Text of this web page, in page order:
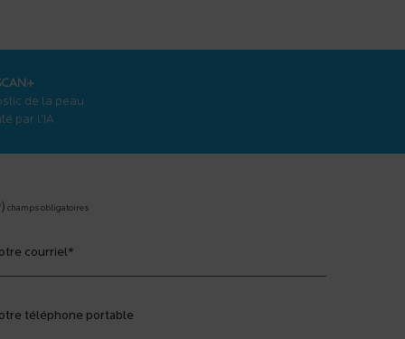
de la peau
par l'IA
champs obligatoires
courriel*
téléphone portable